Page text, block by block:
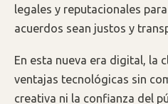
legales y reputacionales
acuerdos sean justos y
En esta nueva era digital, la
ventajas tecnológicas sin
creativa ni la confianza del